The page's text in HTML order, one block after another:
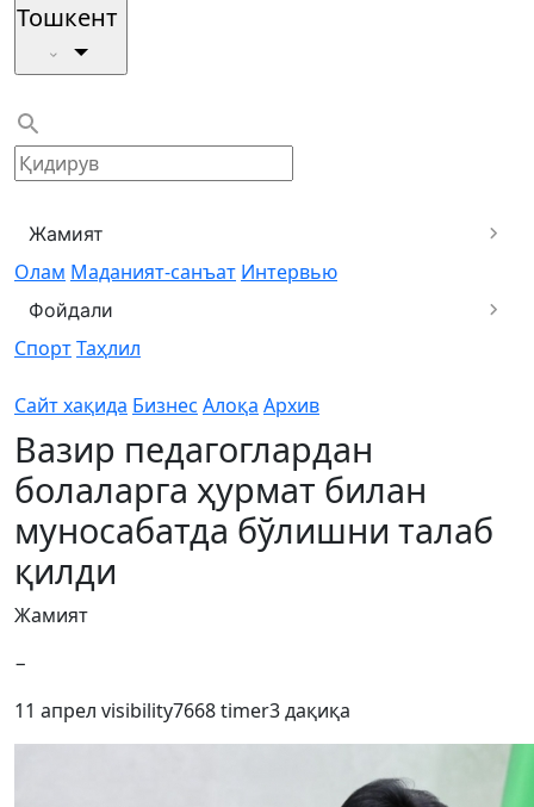
Тошкент
Жамият
Олам Маданият-санъат Интервью
Фойдали
СпортТаҳлил
Сайт хақида Бизнес Алоқа Архив
Вазир педагоглардан
болаларга ҳурмат билан
муносабатда бўлишни талаб
қилди
Жамият
−
11 апрел visibility7668timer3 дақиқа